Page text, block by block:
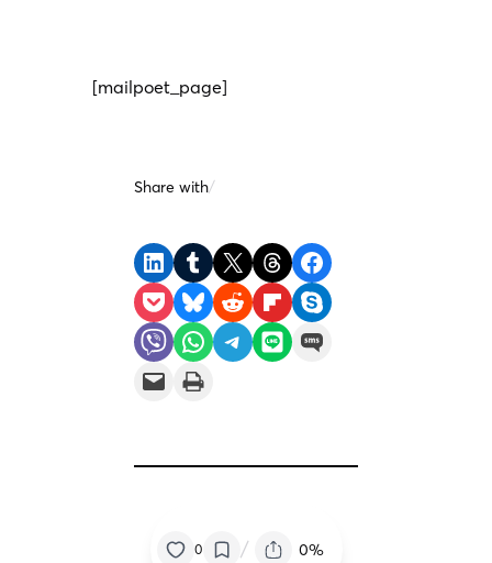
[mailpoet_page]
Share with/
Share on LinkedIn Share on Tumblr Share on X Share on Threads
Share on Facebook
Share on Pocket
Share on Bluesky Share on Reddit Share on Flipboard
Share on Skype
Share on Viber
Share on WhatsApp Share on Telegram Share on LINE
Share on SMS
Email this Page
Print this Page
0 / 0%